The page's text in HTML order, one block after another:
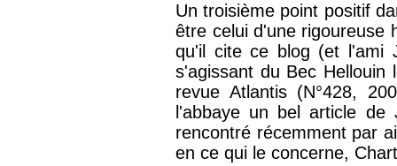
Un troisième point positif
être celui d'une rigoureuse
qu'il cite ce blog (et l'ami
s'agissant du Bec Hellouin
revue Atlantis (N°428,
l'abbaye un bel article de
rencontré récemment par
en ce qui le concerne,